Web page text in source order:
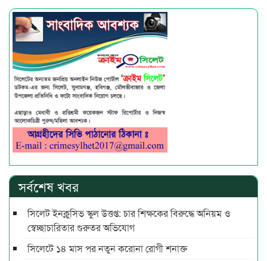
সর্বশেষ খবর
সিলেট ইনক্লুসিভ স্কুল উত্তপ্ত: চার শিক্ষকের বিরুদ্ধে অনিয়ম ও
স্বেচ্ছাচারিতার গুরুতর অভিযোগ
সিলেটে ১৪ মাস পর নতুন করোনা রোগী শনাক্ত